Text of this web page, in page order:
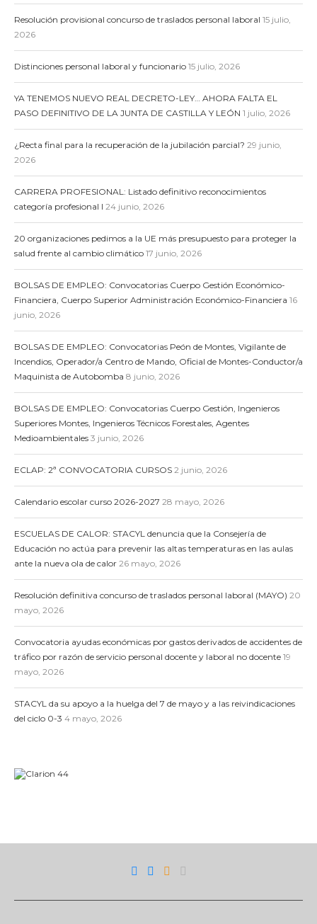
Resolución provisional concurso de traslados personal laboral 15 julio,
2026
Distinciones personal laboral y funcionario 15 julio, 2026
YA TENEMOS NUEVO REAL DECRETO-LEY… AHORA FALTA EL
PASO DEFINITIVO DE LA JUNTA DE CASTILLA Y LEÓN 1 julio, 2026
¿Recta final para la recuperación de la jubilación parcial? 29 junio,
2026
CARRERA PROFESIONAL: Listado definitivo reconocimientos
categoría profesional I 24 junio, 2026
20 organizaciones pedimos a la UE más presupuesto para proteger la
salud frente al cambio climático 17 junio, 2026
BOLSAS DE EMPLEO: Convocatorias Cuerpo Gestión Económico-
Financiera, Cuerpo Superior Administración Económico-Financiera 16
junio, 2026
BOLSAS DE EMPLEO: Convocatorias Peón de Montes, Vigilante de
Incendios, Operador/a Centro de Mando, Oficial de Montes-Conductor/a
Maquinista de Autobomba 8 junio, 2026
BOLSAS DE EMPLEO: Convocatorias Cuerpo Gestión, Ingenieros
Superiores Montes, Ingenieros Técnicos Forestales, Agentes
Medioambientales 3 junio, 2026
ECLAP: 2ª CONVOCATORIA CURSOS 2 junio, 2026
Calendario escolar curso 2026-2027 28 mayo, 2026
ESCUELAS DE CALOR: STACYL denuncia que la Consejería de
Educación no actúa para prevenir las altas temperaturas en las aulas
ante la nueva ola de calor 26 mayo, 2026
Resolución definitiva concurso de traslados personal laboral (MAYO) 20
mayo, 2026
Convocatoria ayudas económicas por gastos derivados de accidentes de
tráfico por razón de servicio personal docente y laboral no docente 19
mayo, 2026
STACYL da su apoyo a la huelga del 7 de mayo y a las reivindicaciones
del ciclo 0-3 4 mayo, 2026